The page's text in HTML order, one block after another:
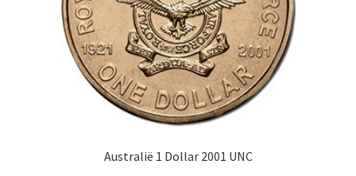
Australië 1 Dollar 2001 UNC